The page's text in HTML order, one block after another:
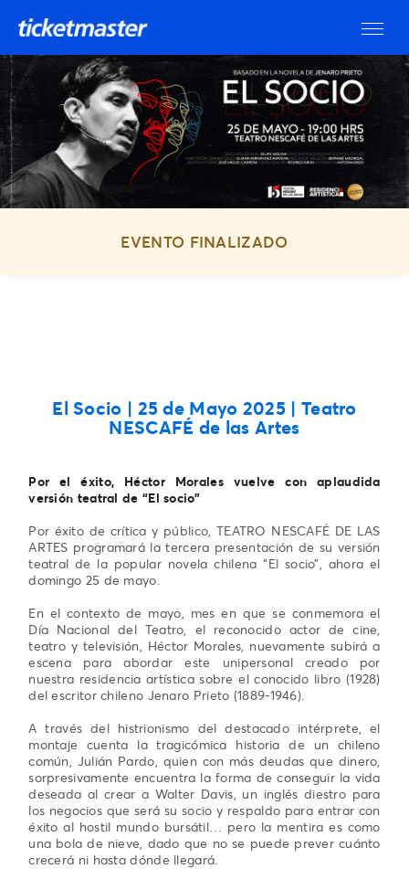
EVENTO FINALIZADO
El Socio | 25 de Mayo 2025 | Teatro
NESCAFÉ de las Artes
Por el éxito, Héctor Morales vuelve con aplaudida
versión teatral de “El socio”
Por éxito de crítica y público, TEATRO NESCAFÉ DE LAS
ARTES programará la tercera presentación de su versión
teatral de la popular novela chilena “El socio”, ahora el
domingo 25 de mayo.
En el contexto de mayo, mes en que se conmemora el
Día Nacional del Teatro, el reconocido actor de cine,
teatro y televisión, Héctor Morales, nuevamente subirá a
escena para abordar este unipersonal creado por
nuestra residencia artística sobre el conocido libro (1928)
del escritor chileno Jenaro Prieto (1889-1946).
A través del histrionismo del destacado intérprete, el
montaje cuenta la tragicómica historia de un chileno
común, Julián Pardo, quien con más deudas que dinero,
sorpresivamente encuentra la forma de conseguir la vida
deseada al crear a Walter Davis, un inglés diestro para
los negocios que será su socio y respaldo para entrar con
éxito al hostil mundo bursátil… pero la mentira es como
una bola de nieve, dado que no se puede prever cuánto
crecerá ni hasta dónde llegará.